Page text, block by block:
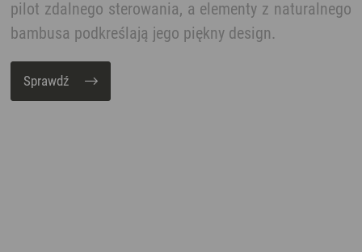
pilot zdalnego sterowania, a elementy z naturalnego
bambusa podkreślają jego piękny design.
Sprawdź